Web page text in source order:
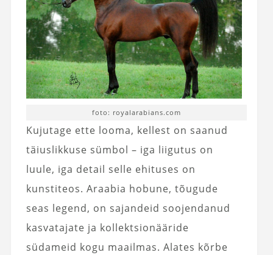
foto: royalarabians.com
Kujutage ette looma, kellest on saanud
täiuslikkuse sümbol – iga liigutus on
luule, iga detail selle ehituses on
kunstiteos. Araabia hobune, tõugude
seas legend, on sajandeid soojendanud
kasvatajate ja kollektsionääride
südameid kogu maailmas. Alates kõrbe